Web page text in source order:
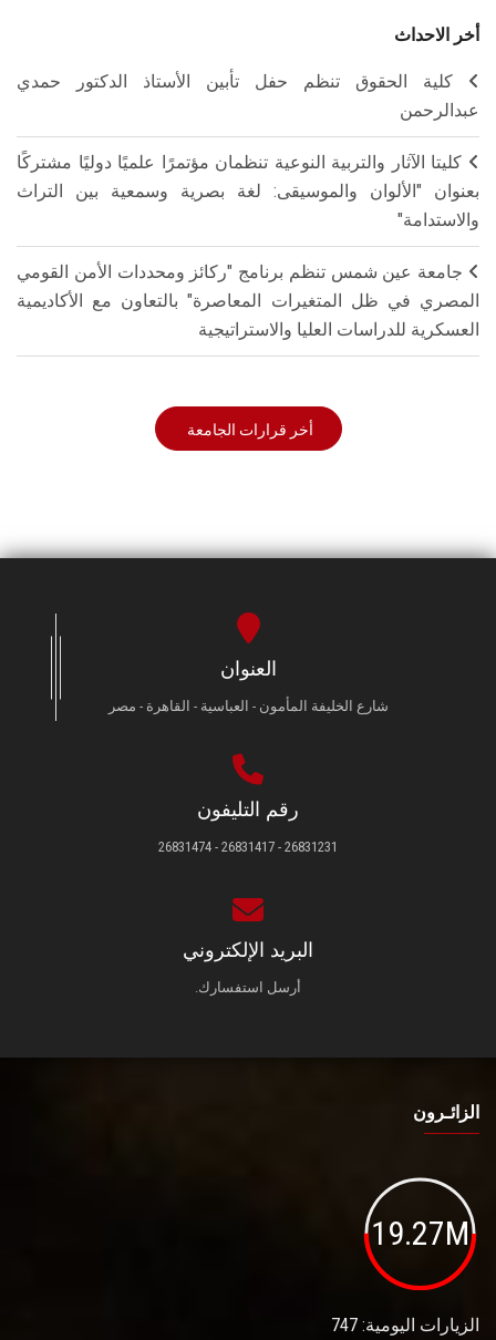
أخر الاحداث
كلية الحقوق تنظم حفل تأبين الأستاذ الدكتور حمدي
عبدالرحمن
كليتا الآثار والتربية النوعية تنظمان مؤتمرًا علميًا دوليًا مشتركًا
بعنوان "الألوان والموسيقى: لغة بصرية وسمعية بين التراث
والاستدامة"
جامعة عين شمس تنظم برنامج "ركائز ومحددات الأمن القومي
المصري في ظل المتغيرات المعاصرة" بالتعاون مع الأكاديمية
العسكرية للدراسات العليا والاستراتيجية
أخر قرارات الجامعة
العنوان
شارع الخليفة المأمون - العباسية - القاهرة - مصر
رقم التليفون
26831231 - 26831417 - 26831474
البريد الإلكتروني
أرسل استفسارك.
الزائـرون
19.27M
الزيارات اليومية: 747